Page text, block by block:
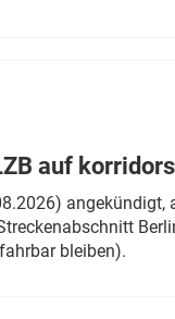
auf
bleiben).